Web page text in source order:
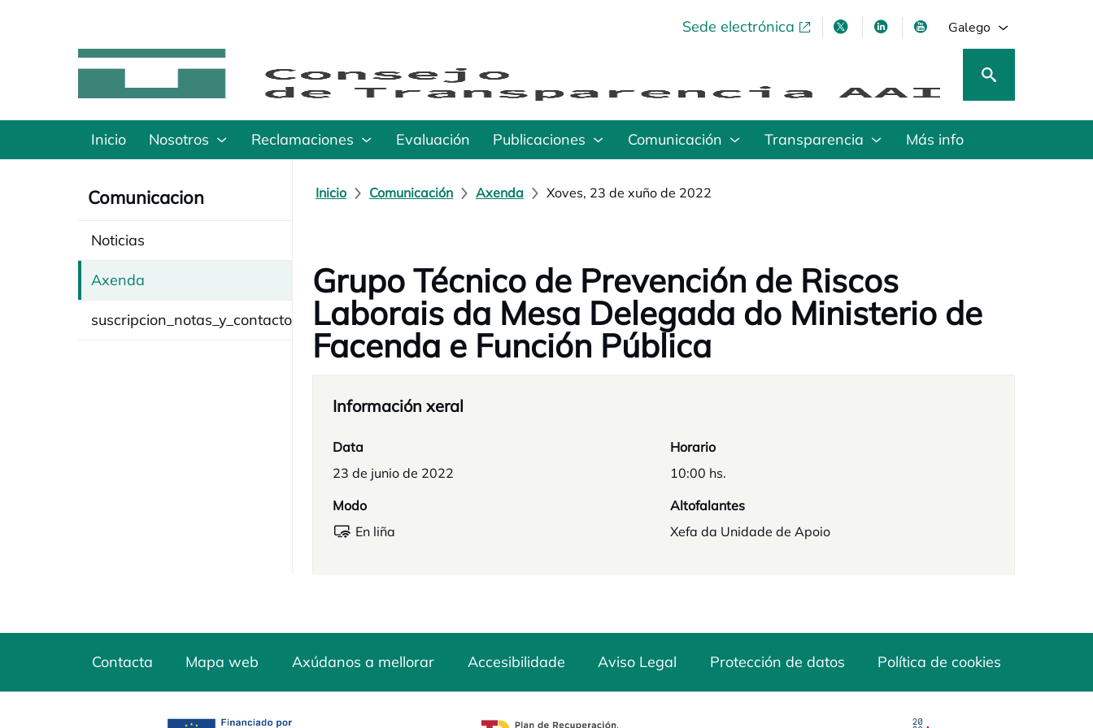
Sede electrónicaopens in a new tabopens in a new tab
opens in a new tab
opens in a new tab
Galego
Inicio Nosotros Reclamaciones Evaluación Publicaciones Comunicación Transparencia Más info
Comunicacion
Noticias
Axenda
suscripcion_notas_y_contacto
Inicio Comunicación Axenda Xoves, 23 de xuño de 2022
Grupo Técnico de Prevención de Riscos
Laborais da Mesa Delegada do Ministerio de
Facenda e Función Pública
Información xeral
Data
23 de junio de 2022
Horario
10:00 hs.
Modo
En liña
Altofalantes
Xefa da Unidade de Apoio
Contacta Mapa web Axúdanos a mellorar Accesibilidade Aviso Legal Protección de datos Política de cookies